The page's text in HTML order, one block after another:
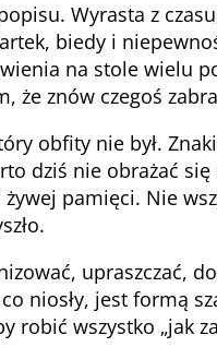
Wyrasta z
biedy i
na stole wielu
że znów czegoś
obfity nie był.
dziś nie obrażać się
pamięci. Nie
upraszczać,
niosły, jest formą
wszystko „jak